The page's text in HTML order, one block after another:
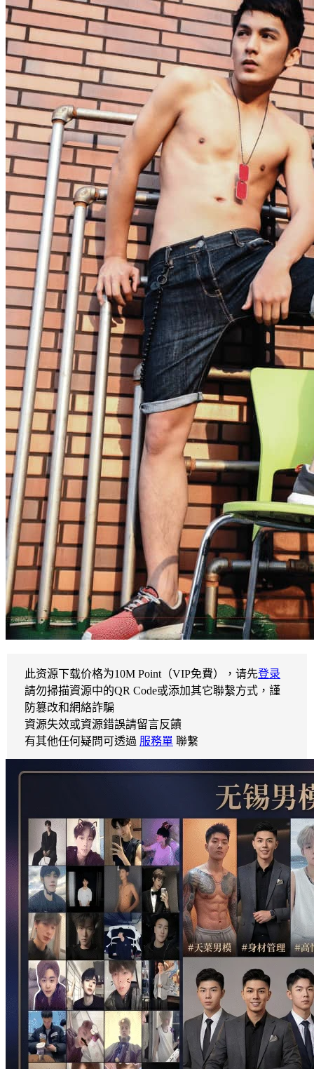
此资源下载价格为10M Point（VIP免費），请先登录
請勿掃描資源中的QR Code或添加其它聯繫方式，謹
防篡改和網絡詐騙
資源失效或資源錯誤請留言反饋
有其他任何疑問可透過 服務單 聯繫